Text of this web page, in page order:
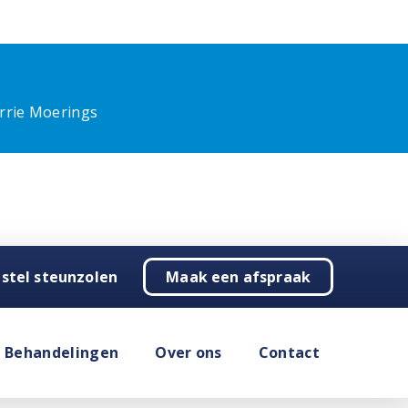
Moerings
steunzolen Maak een afspraak
Behandelingen Over ons Contact